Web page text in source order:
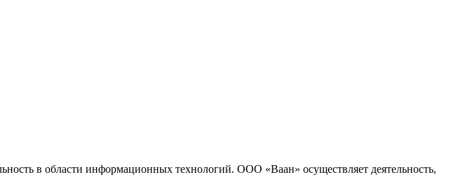
в области информационных технологий. ООО «Ваан» осуществляет деятельность,